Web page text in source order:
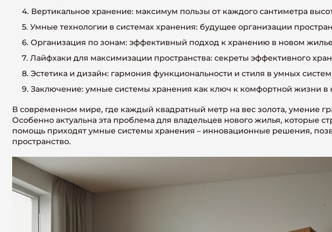
4. Вертикальное хранение: максимум пользы от каждого сантиметра
5. Умные технологии в системах хранения: будущее организации
6. Организация по зонам: эффективный подход к хранению в новом
7. Лайфхаки для максимизации пространства: секреты эффективного
8. Эстетика и дизайн: гармония функциональности и стиля в умных
9. Заключение: умные системы хранения как ключ к комфортной жизни в
В современном мире, где каждый квадратный метр на вес золота, умение
Особенно актуальна эта проблема для владельцев нового жилья, которые
помощь приходят умные системы хранения – инновационные решения,
пространство.